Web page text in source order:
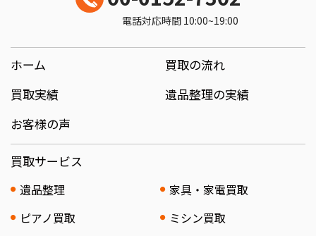
電話対応時間 10:00~19:00
ホーム
買取の流れ
買取実績
遺品整理の実績
お客様の声
買取サービス
遺品整理
家具・家電買取
ピアノ買取
ミシン買取